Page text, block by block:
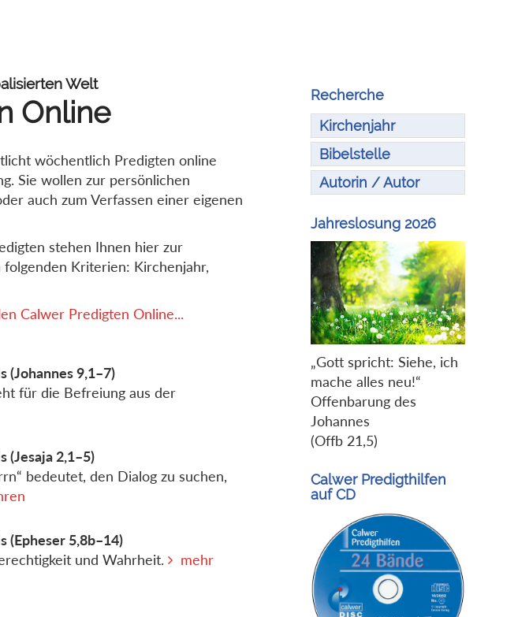
Welt
Online
wöchentlich Predigten online
Sie wollen zur persönlichen
auch zum Verfassen einer eigenen
stehen Ihnen hier zur
folgenden Kriterien: Kirchenjahr,
Calwer Predigten Online...
(Johannes 9,1–7)
für die Befreiung aus der
(Jesaja 2,1–5)
bedeutet, den Dialog zu suchen,
(Epheser 5,8b–14)
und Wahrheit.
mehr
Recherche
Kirchenjahr
Bibelstelle
Autorin / Autor
Jahreslosung 2026
„Gott spricht: Siehe, ich
mache alles neu!“
Offenbarung des
Johannes
(Offb 21,5)
Calwer Predigthilfen
auf CD